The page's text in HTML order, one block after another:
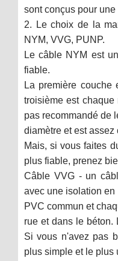
sont conçus pour
2. Le choix de la
NYM, VVG, PUNP.
Le câble NYM est
fiable.
La première
troisième est
pas recommandé de
diamètre et est assez
Mais, si vous faites
plus fiable, prenez
Câble VVG - un
avec une isolation
PVC commun et
rue et dans le béton.
Si vous n'avez pas
plus simple et le plus